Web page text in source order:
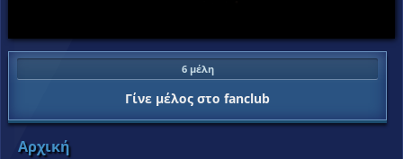
6 μέλη
Γίνε μέλος στο fanclub
Αρχική